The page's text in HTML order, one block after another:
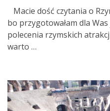
Macie dość czytania o
bo przygotowałam dla
polecenia rzymskich
warto …